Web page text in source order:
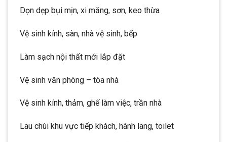
Dọn dẹp bụi mịn, xi măng, sơn, keo thừa
Vệ sinh kính, sàn, nhà vệ sinh, bếp
Làm sạch nội thất mới lắp đặt
Vệ sinh văn phòng – tòa nhà
Vệ sinh kính, thảm, ghế làm việc, trần nhà
Lau chùi khu vực tiếp khách, hành lang, toilet